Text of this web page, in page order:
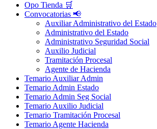
Opo Tienda 🛒
Convocatorias 📢
Auxiliar Administrativo del Estado
Administrativo del Estado
Administrativo Seguridad Social
Auxilio Judicial
Tramitación Procesal
Agente de Hacienda
Temario Auxiliar Admin
Temario Admin Estado
Temario Admin Seg Social
Temario Auxilio Judicial
Temario Tramitación Procesal
Temario Agente Hacienda